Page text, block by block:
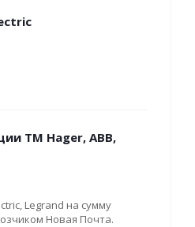
ТМ Hager, ABB,
Legrand на сумму
Новая Почта.